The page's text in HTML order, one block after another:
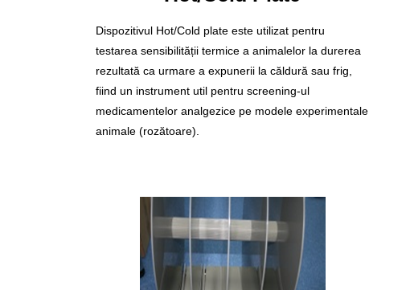
Dispozitivul Hot/Cold plate este utilizat pentru
testarea sensibilității termice a animalelor la durerea
rezultată ca urmare a expunerii la căldură sau frig,
fiind un instrument util pentru screening-ul
medicamentelor analgezice pe modele experimentale
animale (rozătoare).